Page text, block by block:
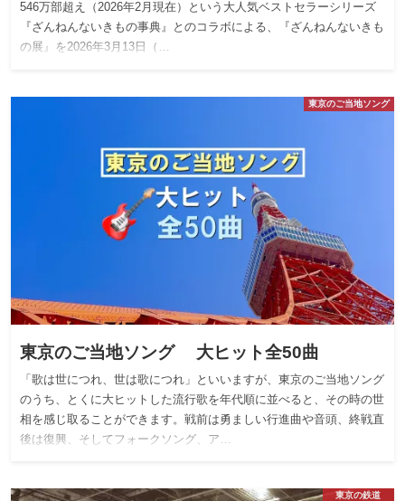
546万部超え（2026年2月現在）という大人気ベストセラーシリーズ
『ざんねんないきもの事典』とのコラボによる、『ざんねんないきも
の展』を2026年3月13日（…
東京のご当地ソング
東京のご当地ソング 大ヒット全50曲
「歌は世につれ、世は歌につれ」といいますが、東京のご当地ソング
のうち、とくに大ヒットした流行歌を年代順に並べると、その時の世
相を感じ取ることができます。戦前は勇ましい行進曲や音頭、終戦直
後は復興、そしてフォークソング、ア…
東京の鉄道